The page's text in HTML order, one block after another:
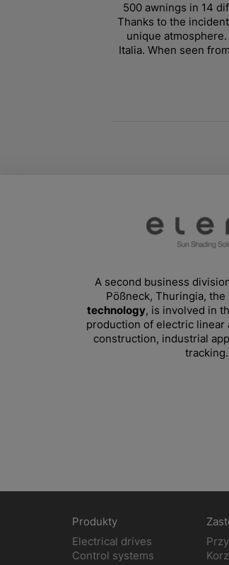
500 awnings in 14
Thanks to the
unique
Italia. When seen
A second business
Pößneck, Thuringia, the
technology, is involved in
production of electric linear
construction, industrial
tracking.
Produkty
Electrical drives
Control systems